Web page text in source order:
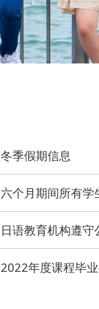
冬季假期信息
六个月期间所有
日语教育机构遵
2022年度课程毕